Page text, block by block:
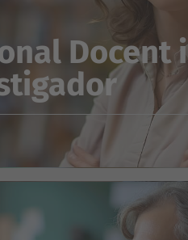
Docent i